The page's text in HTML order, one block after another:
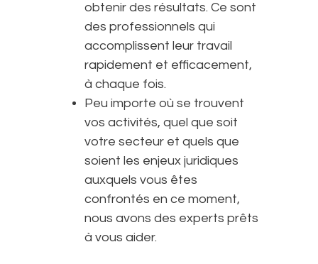
obtenir des résultats. Ce sont
des professionnels qui
accomplissent leur travail
rapidement et efficacement,
à chaque fois.
Peu importe où se trouvent
vos activités, quel que soit
votre secteur et quels que
soient les enjeux juridiques
auxquels vous êtes
confrontés en ce moment,
nous avons des experts prêts
à vous aider.